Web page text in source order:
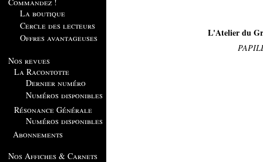
La boutique
Cercle des lecteurs
Offres avantageuses
Nos revues
La Racontotte
Dernier numéro
Numéros disponibles
Résonance Générale
Numéros disponibles
Abonnements
Nos Affiches & Carnets
L'Atelier du